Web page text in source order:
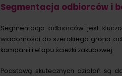
Segmentacja odbiorców i
Segmentacja odbiorców jest
wiadomości do szerokiego grona
kampanii i etapu ścieżki zakupowej.
Podstawą skutecznych działań są